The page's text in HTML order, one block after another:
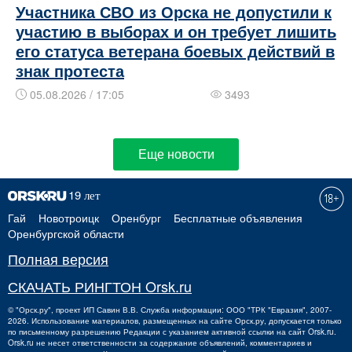
Участника СВО из Орска не допустили к
участию в выборах и он требует лишить
его статуса ветерана боевых действий в
знак протеста
05.08.2026 / 17:05 3493
Еще новости
Гай Новотроицк Оренбург
Бесплатные объявления
Оренбургской области
Полная версия
СКАЧАТЬ РИНГТОН Orsk.ru
©"Орск.ру", проект ИП Савин В.В. Служба информации: ООО "ТРК "Евразия", 2007-
2026. Использование материалов, размещенных на сайте Орск.ру, допускается только
по письменному разрешению Редакции с указанием активной ссылки на сайт Orsk.ru.
Orsk.ru не несет ответственности за содержание объявлений, комментариев и